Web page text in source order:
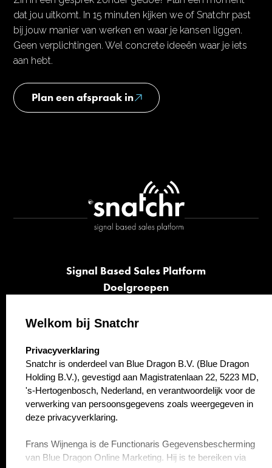
dat jou uitkomt. In 15 minuten kijken we of Snatchr past
bij jouw manier van werken en waar je kansen liggen.
Geen verplichtingen. Wel concrete ideeën waar je iets
aan hebt.
Plan een afspraak in
Signal Based Sales Platform
Doelgroepen
Opvolging
Over ons
Contact
Welkom bij Snatchr
select language
Privacyverklaring
Snatchr is onderdeel van Blue Dragon B.V. (Blue Dragon
Holding B.V.), gevestigd aan Magistratenlaan 22, 5223 MD,
's-Hertogenbosch, Nederland, en verantwoordelijk voor de
verwerking van persoonsgegevens zoals weergegeven in
deze privacyverklaring.
Frans Wijnenga is de Functionaris Gegevensbescherming
van Blue Dragon Online Marketing. Hij is te bereiken via